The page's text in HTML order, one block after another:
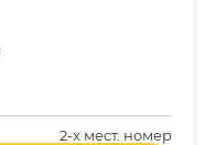
2-x мест. номер